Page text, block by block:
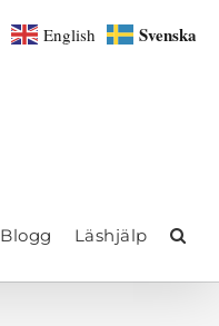
Blogg Läshjälp
English Svenska